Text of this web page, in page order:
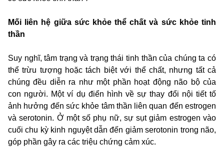
Mối liên hệ giữa sức khỏe thể chất và sức khỏe tinh
thần
Suy nghĩ, tâm trạng và trạng thái tinh thần của chúng ta có
thể trừu tượng hoặc tách biệt với thể chất, nhưng tất cả
chúng đều diễn ra như một phần hoạt động não bộ của
con người. Một ví dụ điển hình về sự thay đổi nội tiết tố
ảnh hưởng đến sức khỏe tâm thần liên quan đến estrogen
và serotonin. Ở một số phụ nữ, sự sụt giảm estrogen vào
cuối chu kỳ kinh nguyệt dẫn đến giảm serotonin trong não,
góp phần gây ra các triệu chứng cảm xúc.